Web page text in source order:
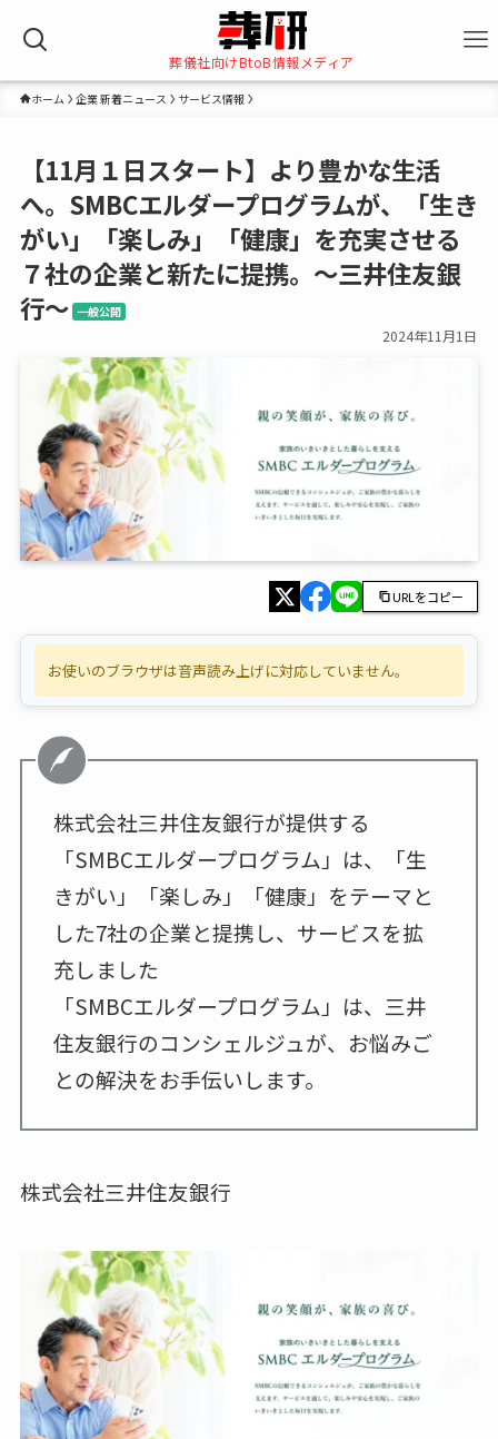
葬儀社向けBtoB情報メディア
ホーム 企業 新着ニュース サービス情報
【11月１日スタート】より豊かな生活
へ。SMBCエルダープログラムが、「生き
がい」「楽しみ」「健康」を充実させる
７社の企業と新たに提携。～三井住友銀
行～ 一般公開
2024年11月1日
URLをコピー
お使いのブラウザは音声読み上げに対応していません。
株式会社三井住友銀行が提供する
「SMBCエルダープログラム」は、「生
きがい」「楽しみ」「健康」をテーマと
した7社の企業と提携し、サービスを拡
充しました
「SMBCエルダープログラム」は、三井
住友銀行のコンシェルジュが、お悩みご
との解決をお手伝いします。
株式会社三井住友銀行